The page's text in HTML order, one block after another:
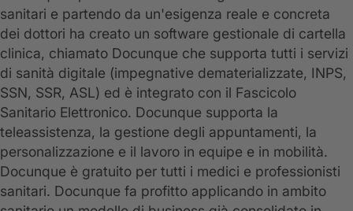
sanitari e partendo da un'esigenza reale e concreta
dei dottori ha creato un software gestionale di cartella
clinica, chiamato Docunque che supporta tutti i servizi
di sanità digitale (impegnative dematerializzate, INPS,
SSN, SSR, ASL) ed è integrato con il Fascicolo
Sanitario Elettronico. Docunque supporta la
teleassistenza, la gestione degli appuntamenti, la
personalizzazione e il lavoro in equipe e in mobilità.
Docunque è gratuito per tutti i medici e professionisti
sanitari. Docunque fa profitto applicando in ambito